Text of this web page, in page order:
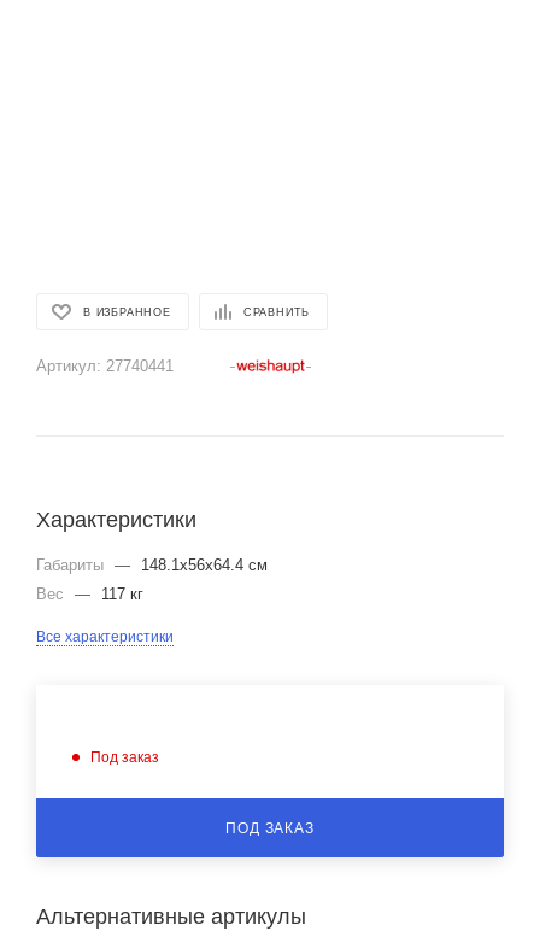
В ИЗБРАННОЕ СРАВНИТЬ
Артикул: 27740441
Характеристики
Габариты —
148.1x56x64.4 см
Вес
— 117 кг
Все характеристики
Под заказ
ПОД ЗАКАЗ
Альтернативные артикулы